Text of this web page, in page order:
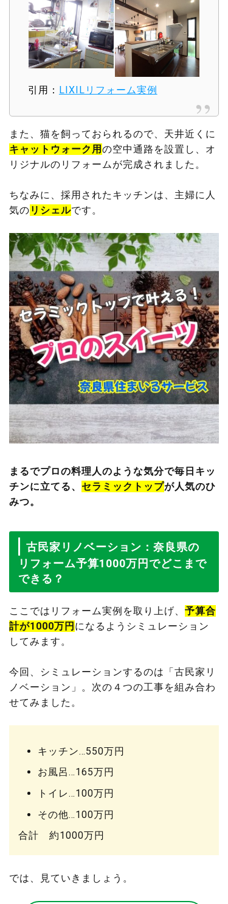
引用： LIXILリフォーム実例
また、猫を飼っておられるので、天井近くに
キャットウォーク用 の空中通路を設置し、オ
リジナルのリフォームが完成されました。
ちなみに、採用されたキッチンは、主婦に人
気の リシェルです。
まるでプロの料理人のような気分で毎日キッ
チンに立てる、 セラミックトップが人気のひ
みつ。
古民家リノベーション：奈良県の
リフォーム予算1000万円でどこまで
できる？
ここではリフォーム実例を取り上げ、 予算合
計が1000万円 になるようシミュレーション
してみます。
今回、シミュレーションするのは「古民家リ
ノベーション」。次の４つの工事を組み合わ
せてみました。
キッチン…550万円
お風呂…165万円
トイレ…100万円
その他…100万円
合計 約1000万円
では、見ていきましょう。